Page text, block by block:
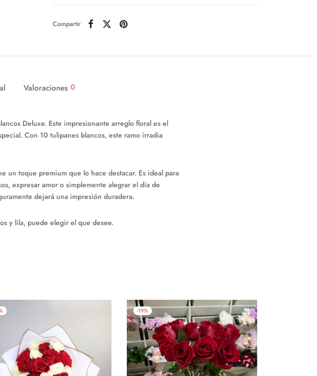
Compartir
Valoraciones 0
Deluxe. Este impresionante arreglo floral es el
Con 10 tulipanes blancos, este ramo irradia
un toque premium que lo hace destacar. Es ideal para
expresar amor o simplemente alegrar el día de
dejará una impresión duradera.
y lila, puede elegir el que desee.
-19%